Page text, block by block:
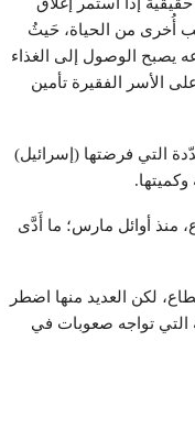
أُخرى من الحياة، حَيثُ
يصبح الوصول إلى الغذاء
الأسر الفقيرة تأمين
القيود المشدّدة التي فرضتها (إسرائيل)
منذ أوائل مارس؛ ما أَدَّى
لكن العديد منها اضطر
التي تواجه صعوبات في